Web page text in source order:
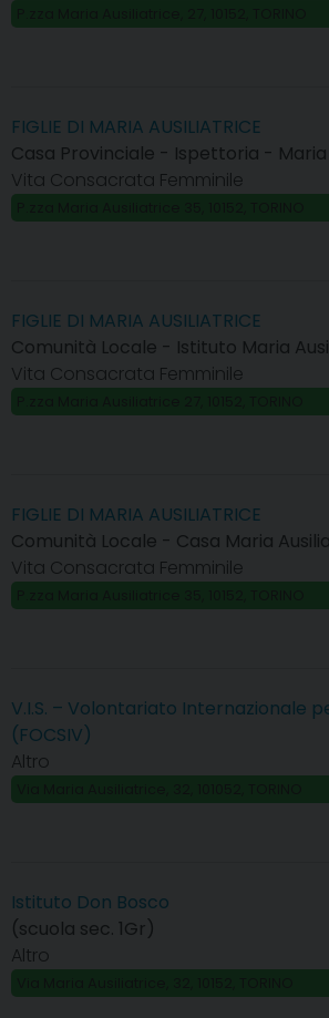
FIGLIE DI MARIA AUSILIATRICE
Casa Provinciale - Ispettoria -
Vita Consacrata Femminile
FIGLIE DI MARIA AUSILIATRICE
Comunità Locale - Istituto Maria
Vita Consacrata Femminile
FIGLIE DI MARIA AUSILIATRICE
Comunità Locale - Casa Maria
Vita Consacrata Femminile
V.I.S. – Volontariato Internazionale
(FOCSIV)
Altro
Istituto Don Bosco
(scuola sec. 1Gr)
Altro